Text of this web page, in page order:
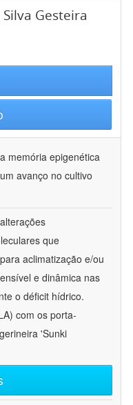
Gesteira
memória epigenética
avanço no cultivo
que
aclimatização e/ou
e dinâmica nas
o déficit hídrico.
com os porta-
'Sunki